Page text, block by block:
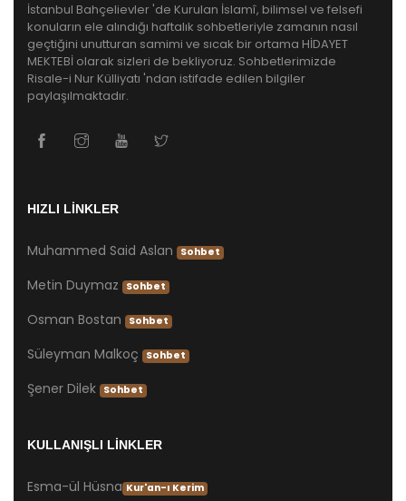
İstanbul Bahçelievler 'de Kurulan İslamî, bilimsel ve felsefi
konuların ele alındığı haftalık sohbetleriyle zamanın nasıl
geçtiğini unutturan samimi ve sıcak bir ortama HİDAYET
MEKTEBİ olarak sizleri de bekliyoruz. Sohbetlerimizde
Risale-i Nur Külliyatı 'ndan istifade edilen bilgiler
paylaşılmaktadır.
HIZLI LİNKLER
Muhammed Said Aslan Sohbet
Metin Duymaz Sohbet
Osman Bostan Sohbet
Süleyman Malkoç Sohbet
Şener Dilek Sohbet
KULLANIŞLI LİNKLER
Esma-ül Hüsna Kur'an-ı Kerim